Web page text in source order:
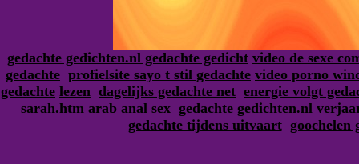
gedachte gedichten.nl gedachte gedicht video de sexe
gedachte profielsite sayo t stil gedachte video porno
gedachte lezen dagelijks gedachte net energie volgt
sarah.htm arab anal sex gedachte gedichten.nl
gedachte tijdens uitvaart goochelen